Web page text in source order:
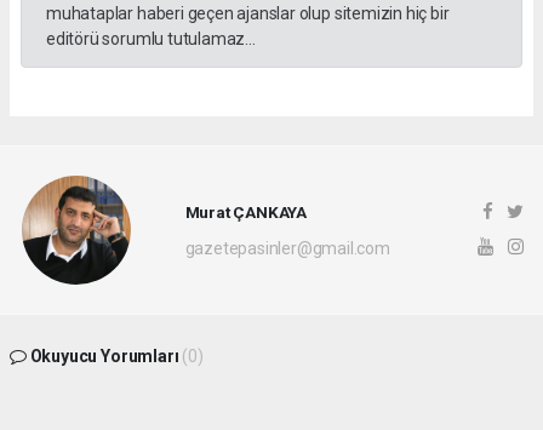
muhataplar haberi geçen ajanslar olup sitemizin hiç bir
editörü sorumlu tutulamaz...
Murat ÇANKAYA
gazetepasinler@gmail.com
Okuyucu Yorumları (0)